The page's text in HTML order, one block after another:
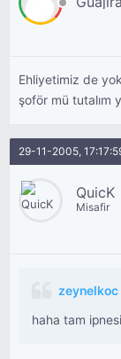
Ehliyetimiz de
şoför mü tutalım
29-11-2005,
QuicK
Misafir
zeynelkoc
haha tam